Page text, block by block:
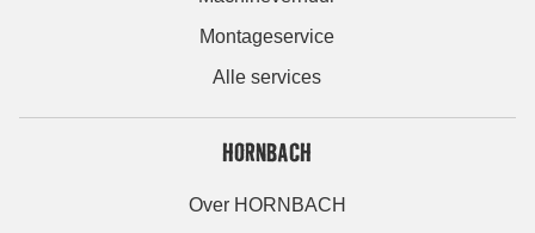
Montageservice
Alle services
HORNBACH
Over HORNBACH